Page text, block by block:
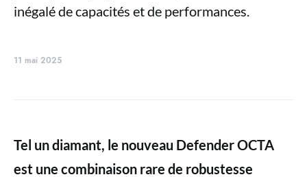
inégalé de capacités et de performances.
11 mai 2025
Tel un diamant, le nouveau Defender OCTA
est une combinaison rare de robustesse